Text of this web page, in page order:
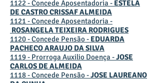
1122 - Concede Aposentadoria - ESTELA
DE CASTRO CRISSAF ALMEIDA​
1121 - Concede Aposentadoria -
ROSANGELA TEIXEIRA RODRIGUES
1120 - Concede Pensão - EDUARDA
PACHECO ARAUJO DA SILVA
1119 - Prorroga Auxilio Doença -JOSE
CARLOS DE ALMEIDA​
1118 - Concede Pensão -JOSE LAUREANO